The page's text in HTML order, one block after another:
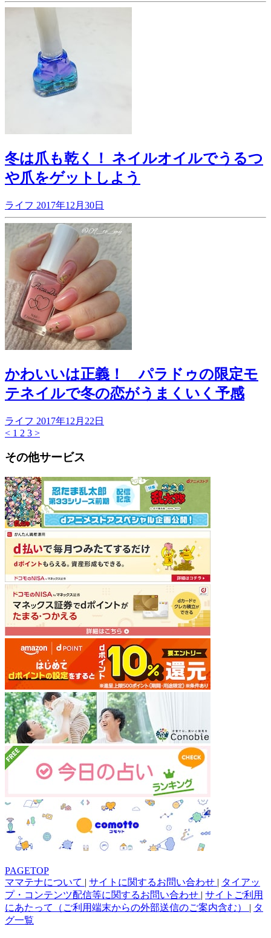
冬は爪も乾く！ ネイルオイルでうるつ
や爪をゲットしよう
ライフ 2017年12月30日
かわいいは正義！ パラドゥの限定モ
テネイルで冬の恋がうまくいく予感
ライフ 2017年12月22日
< 1 2 3 >
その他サービス
PAGETOP
ママテナについて | サイトに関するお問い合わせ | タイアッ
プ・コンテンツ配信等に関するお問い合わせ | サイトご利用
にあたって（ご利用端末からの外部送信のご案内含む） | タ
グ一覧